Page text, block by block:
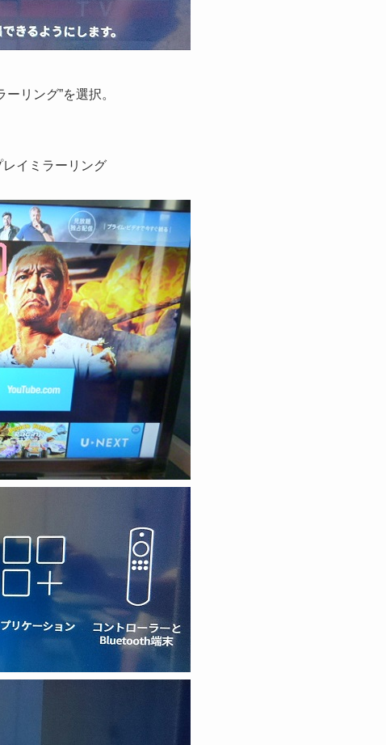
リング”を選択。
イミラーリング